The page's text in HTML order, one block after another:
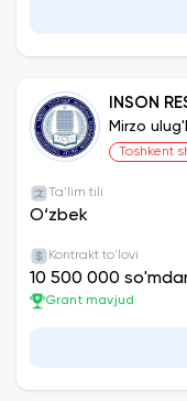
INSON
Mirzo
Toshkent
Ta'lim tili
O‘zbek
Kontrakt to'lovi
10 500 000
Grant mavjud